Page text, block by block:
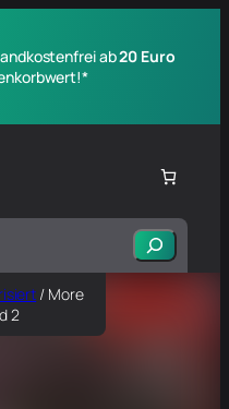
ab20 Euro
Suchen
/ More
2